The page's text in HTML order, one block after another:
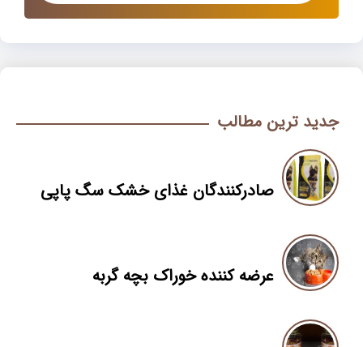
جدید ترین مطالب
صادرکنندگان غذای خشک سگ پاپی
عرضه کننده خوراک بچه گربه